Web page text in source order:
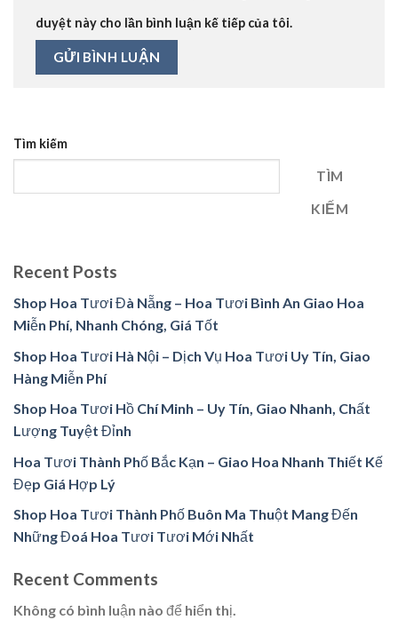
duyệt này cho lần bình luận kế tiếp của tôi.
Tìm kiếm
TÌM
KIẾM
Recent Posts
Shop Hoa Tươi Đà Nẵng – Hoa Tươi Bình An Giao Hoa
Miễn Phí, Nhanh Chóng, Giá Tốt
Shop Hoa Tươi Hà Nội – Dịch Vụ Hoa Tươi Uy Tín, Giao
Hàng Miễn Phí
Shop Hoa Tươi Hồ Chí Minh – Uy Tín, Giao Nhanh, Chất
Lượng Tuyệt Đỉnh
Hoa Tươi Thành Phố Bắc Kạn – Giao Hoa Nhanh Thiết Kế
Đẹp Giá Hợp Lý
Shop Hoa Tươi Thành Phố Buôn Ma Thuột Mang Đến
Những Đoá Hoa Tươi Tươi Mới Nhất
Recent Comments
Không có bình luận nào để hiển thị.